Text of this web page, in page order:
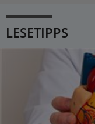
LESETIPPS